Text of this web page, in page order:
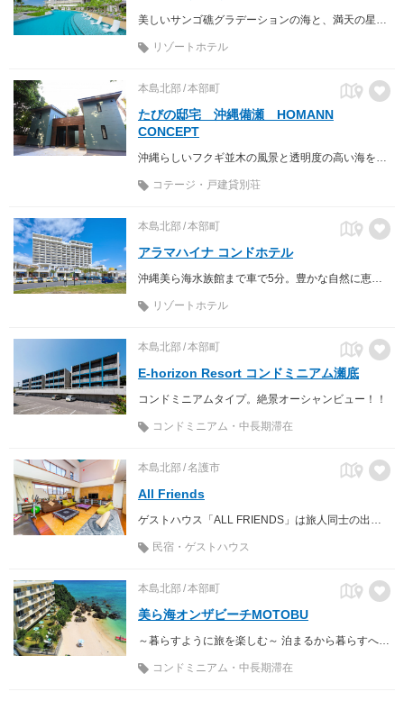
リゾートホテル
本島北部 本部町
たびの邸宅 沖縄備瀬 HOMANN
CONCEPT
コテージ・戸建貸別荘
本島北部 本部町
アラマハイナ コンドホテル
沖縄美ら海水族館まで車で5分。豊かな自然に恵まれた場所、沖縄北部に位置する「アラマハイナ コンドホテル」は開放感を愉しむリゾートホテルです。
リゾートホテル
本島北部 本部町
E-horizon Resort コンドミニアム瀬底
コンドミニアムタイプ。絶景オーシャンビュー！！
コンドミニアム・中長期滞在
本島北部 名護市
All Friends
民宿・ゲストハウス
本島北部 本部町
美ら海オンザビーチMOTOBU
～暮らすように旅を楽しむ～ 泊まるから暮らすへコンドミニアムステイ
コンドミニアム・中長期滞在